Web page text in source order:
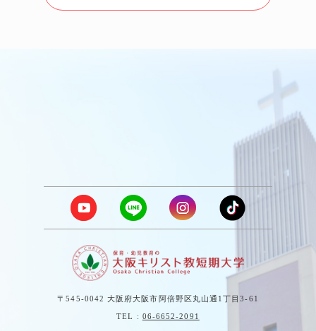
〒545-0042 大阪府大阪市阿倍野区丸山通1丁目3-61
TEL : 06-6652-2091